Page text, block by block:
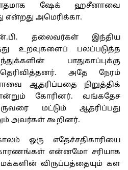
ஷேக் ஹசீனாவை
என்றது அமெரிக்கா.
தலைவர்கள் இந்திய
உறவுகளைப் பலப்படுத்த
பாதுகாப்புக்கு
தெரிவித்தனர். அதே நேரம்
ஆதரிப்பதை நிறுத்திக்
கோரினர். வங்கதேச
மட்டும் ஆதரிப்பது
அவர்கள் கூறினர்.
ஒரு எதேச்சதிகாரியை
காரணங்கள் என்னமோ சரியாக
விருப்பத்தையும் கள